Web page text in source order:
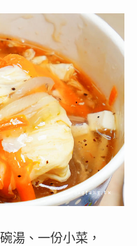
湯、一份小菜，